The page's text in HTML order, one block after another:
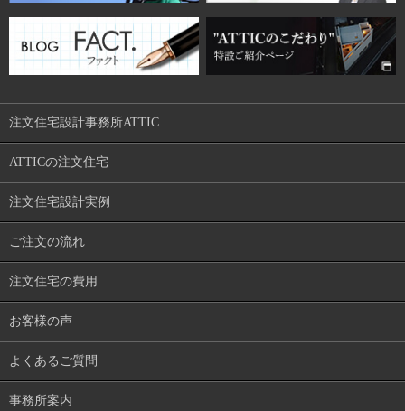
注文住宅設計事務所ATTIC
ATTICの注文住宅
注文住宅設計実例
ご注文の流れ
注文住宅の費用
お客様の声
よくあるご質問
事務所案内